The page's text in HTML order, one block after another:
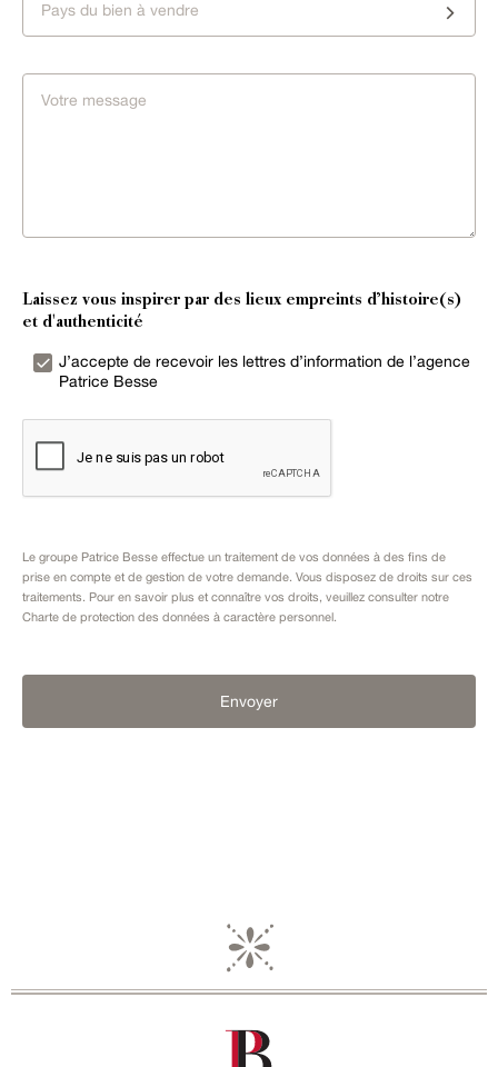
Pays du bien à vendre
Laissez vous inspirer par des lieux empreints d’histoire(s)
et d'authenticité
J’accepte de recevoir les lettres d’information de l’agence
Patrice Besse
Le groupe Patrice Besse effectue un traitement de vos données à des fins de
prise en compte et de gestion de votre demande. Vous disposez de droits sur ces
traitements. Pour en savoir plus et connaître vos droits, veuillez consulter notre
Charte de protection des données à caractère personnel .
Envoyer